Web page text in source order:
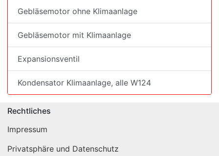
Gebläsemotor ohne Klimaanlage
Gebläsemotor mit Klimaanlage
Expansionsventil
Kondensator Klimaanlage, alle W124
Rechtliches
Impressum
Privatsphäre und Datenschutz